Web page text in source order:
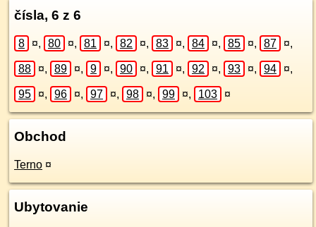
čísla, 6 z 6
8 ¤, 80 ¤, 81 ¤, 82 ¤, 83 ¤, 84 ¤, 85 ¤, 87 ¤,
88 ¤, 89 ¤, 9 ¤, 90 ¤, 91 ¤, 92 ¤, 93 ¤, 94 ¤,
95 ¤, 96 ¤, 97 ¤, 98 ¤, 99 ¤, 103 ¤
Obchod
Terno ¤
Ubytovanie